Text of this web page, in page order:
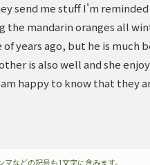
send me stuff I'm
the mandarin oranges all
of years ago, but he is much
is also well and she
happy to know that they
などの記号も1文字に含みます。